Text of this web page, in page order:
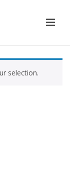
selection.